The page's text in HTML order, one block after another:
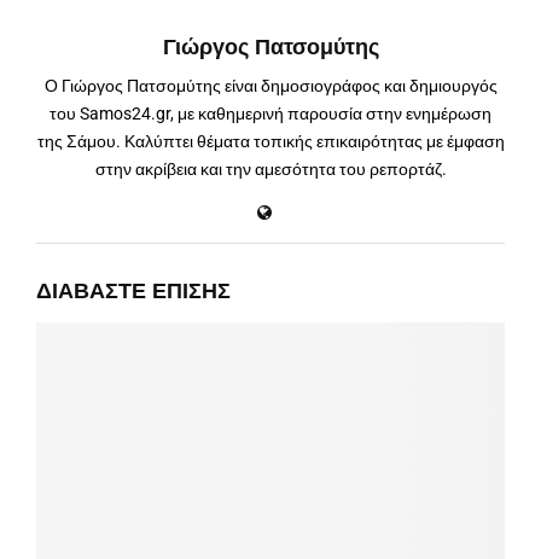
Γιώργος Πατσομύτης
Ο Γιώργος Πατσομύτης είναι δημοσιογράφος και δημιουργός
του Samos24.gr, με καθημερινή παρουσία στην ενημέρωση
της Σάμου. Καλύπτει θέματα τοπικής επικαιρότητας με έμφαση
στην ακρίβεια και την αμεσότητα του ρεπορτάζ.
ΔΙΑΒΆΣΤΕ ΕΠΊΣΗΣ